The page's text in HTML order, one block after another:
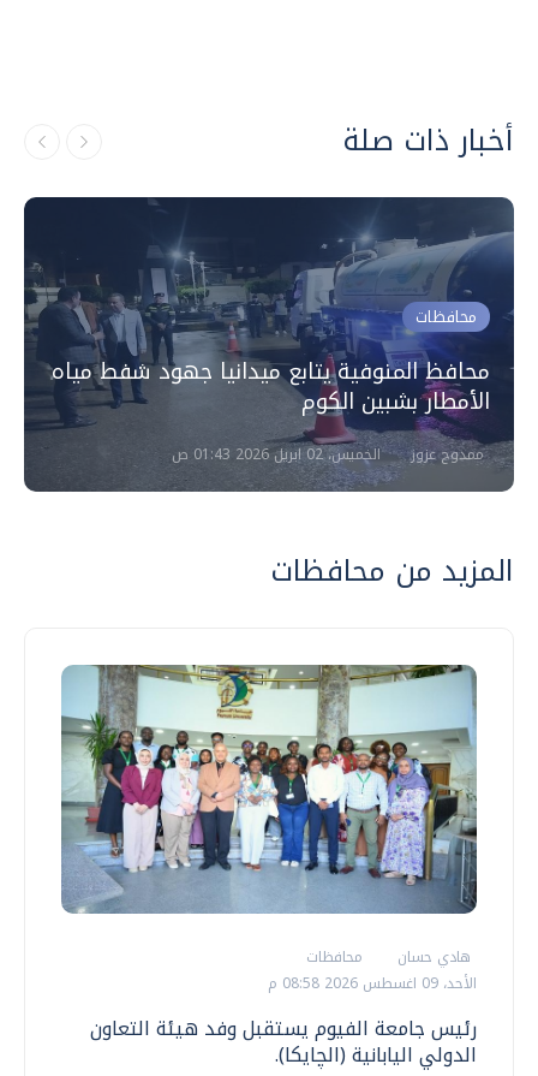
أخبار ذات صلة
محافظات
محافظ المنوفية يتابع ميدانيا جهود شفط مياه
الأمطار بشبين الكوم
ممدوح عزوز الخميس، 02 ابريل 2026 01:43 ص
المزيد من محافظات
هادي حسان
محافظات
الأحد، 09 اغسطس 2026 08:58 م
رئيس جامعة الفيوم يستقبل وفد هيئة التعاون
الدولي اليابانية (الچايكا).